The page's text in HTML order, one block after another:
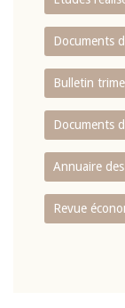
Documents
Bulletin
Documents
Annuaire
Revue